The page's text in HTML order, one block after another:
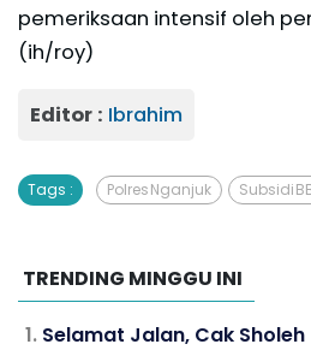
pemeriksaan intensif oleh
(ih/roy)
Editor : Ibrahim
Tags : Polres Nganjuk Subsidi
TRENDING MINGGU INI
Selamat Jalan, Cak Sholeh